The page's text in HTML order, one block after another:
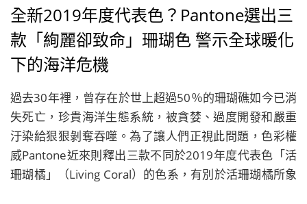
全新2019年度代表色？Pantone選出三
款「絢麗卻致命」珊瑚色 警示全球暖化
下的海洋危機
過去30年裡，曾存在於世上超過50％的珊瑚礁如今已消
失死亡，珍貴海洋生態系統，被貪婪、過度開發和嚴重
汙染給狠狠剝奪吞噬。為了讓人們正視此問題，色彩權
威Pantone近來則釋出三款不同於2019年度代表色「活
珊瑚橘」（Living Coral）的色系，有別於活珊瑚橘所象